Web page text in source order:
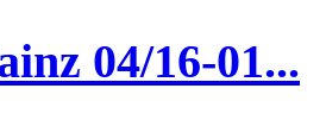
04/16-01...